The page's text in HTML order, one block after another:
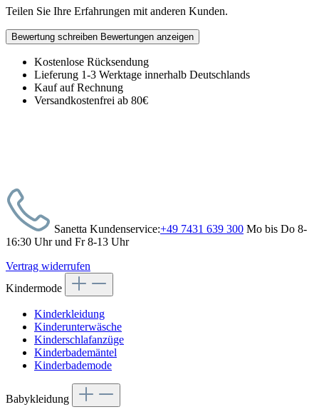
Teilen Sie Ihre Erfahrungen mit anderen Kunden.
Bewertung schreiben Bewertungen anzeigen
Kostenlose Rücksendung
Lieferung 1-3 Werktage innerhalb Deutschlands
Kauf auf Rechnung
Versandkostenfrei ab 80€
Sanetta Kundenservice:+49 7431 639 300 Mo bis Do 8-
16:30 Uhr und Fr 8-13 Uhr
Vertrag widerrufen
Kindermode
Kinderkleidung
Kinderunterwäsche
Kinderschlafanzüge
Kinderbademäntel
Kinderbademode
Babykleidung